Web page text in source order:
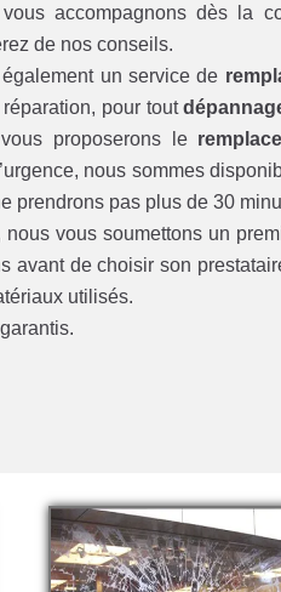
accompagnons dès la
de nos conseils.
un service de
pour tout
proposerons le
nous sommes
prendrons pas plus de 30
nous vous soumettons un
avant de choisir son
utilisés.